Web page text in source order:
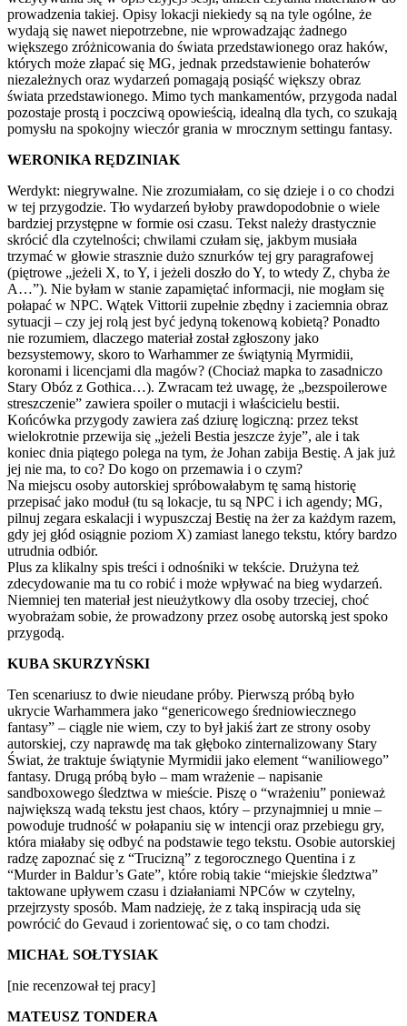
prowadzenia takiej. Opisy lokacji niekiedy są na tyle ogólne, że
wydają się nawet niepotrzebne, nie wprowadzając żadnego
większego zróżnicowania do świata przedstawionego oraz haków,
których może złapać się MG, jednak przedstawienie bohaterów
niezależnych oraz wydarzeń pomagają posiąść większy obraz
świata przedstawionego. Mimo tych mankamentów, przygoda nadal
pozostaje prostą i poczciwą opowieścią, idealną dla tych, co szukają
pomysłu na spokojny wieczór grania w mrocznym settingu fantasy.
WERONIKA RĘDZINIAK
Werdykt: niegrywalne. Nie zrozumiałam, co się dzieje i o co chodzi
w tej przygodzie. Tło wydarzeń byłoby prawdopodobnie o wiele
bardziej przystępne w formie osi czasu. Tekst należy drastycznie
skrócić dla czytelności; chwilami czułam się, jakbym musiała
trzymać w głowie strasznie dużo sznurków tej gry paragrafowej
(piętrowe „jeżeli X, to Y, i jeżeli doszło do Y, to wtedy Z, chyba że
A…”). Nie byłam w stanie zapamiętać informacji, nie mogłam się
połapać w NPC. Wątek Vittorii zupełnie zbędny i zaciemnia obraz
sytuacji – czy jej rolą jest być jedyną tokenową kobietą? Ponadto
nie rozumiem, dlaczego materiał został zgłoszony jako
bezsystemowy, skoro to Warhammer ze świątynią Myrmidii,
koronami i licencjami dla magów? (Chociaż mapka to zasadniczo
Stary Obóz z Gothica…). Zwracam też uwagę, że „bezspoilerowe
streszczenie” zawiera spoiler o mutacji i właścicielu bestii.
Końcówka przygody zawiera zaś dziurę logiczną: przez tekst
wielokrotnie przewija się „jeżeli Bestia jeszcze żyje”, ale i tak
koniec dnia piątego polega na tym, że Johan zabija Bestię. A jak już
jej nie ma, to co? Do kogo on przemawia i o czym?
Na miejscu osoby autorskiej spróbowałabym tę samą historię
przepisać jako moduł (tu są lokacje, tu są NPC i ich agendy; MG,
pilnuj zegara eskalacji i wypuszczaj Bestię na żer za każdym razem,
gdy jej głód osiągnie poziom X) zamiast lanego tekstu, który bardzo
utrudnia odbiór.
Plus za klikalny spis treści i odnośniki w tekście. Drużyna też
zdecydowanie ma tu co robić i może wpływać na bieg wydarzeń.
Niemniej ten materiał jest nieużytkowy dla osoby trzeciej, choć
wyobrażam sobie, że prowadzony przez osobę autorską jest spoko
przygodą.
KUBA SKURZYŃSKI
Ten scenariusz to dwie nieudane próby. Pierwszą próbą było
ukrycie Warhammera jako “genericowego średniowiecznego
fantasy” – ciągle nie wiem, czy to był jakiś żart ze strony osoby
autorskiej, czy naprawdę ma tak głęboko zinternalizowany Stary
Świat, że traktuje świątynie Myrmidii jako element “waniliowego”
fantasy. Drugą próbą było – mam wrażenie – napisanie
sandboxowego śledztwa w mieście. Piszę o “wrażeniu” ponieważ
największą wadą tekstu jest chaos, który – przynajmniej u mnie –
powoduje trudność w połapaniu się w intencji oraz przebiegu gry,
która miałaby się odbyć na podstawie tego tekstu. Osobie autorskiej
radzę zapoznać się z “Trucizną” z tegorocznego Quentina i z
“Murder in Baldur’s Gate”, które robią takie “miejskie śledztwa”
taktowane upływem czasu i działaniami NPCów w czytelny,
przejrzysty sposób. Mam nadzieję, że z taką inspiracją uda się
powrócić do Gevaud i zorientować się, o co tam chodzi.
MICHAŁ SOŁTYSIAK
[nie recenzował tej pracy]
MATEUSZ TONDERA